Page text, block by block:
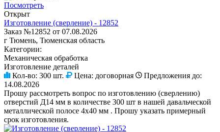
Посмотреть
Открыт
Изготовление (сверление) - 12852
Заказ №12852 от 07.08.2026
г Тюмень, Тюменская область
Категории:
Механическая обработка
Изготовление деталей
Кол-во: 300 шт. Цена: договорная
Предложения до:
14.08.2026
Прошу рассмотреть вопрос по изготовлению (сверлению)
отверстий Д14 мм в количестве 300 шт в нашей давальческой
металлической полосе 4х40 мм . Прошу указать примерный
срок изготовления.